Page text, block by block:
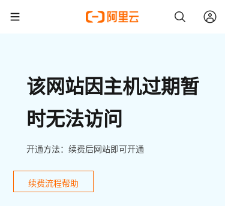
该网站因主机过期暂
时无法访问
开通方法：续费后网站即可开通
续费流程帮助